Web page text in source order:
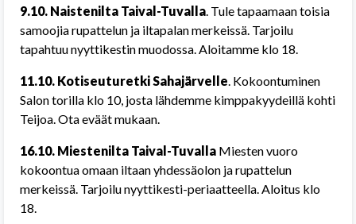
9.10. Naistenilta Taival-Tuvalla. Tule tapaamaan toisia
samoojia rupattelun ja iltapalan merkeissä. Tarjoilu
tapahtuu nyyttikestin muodossa. Aloitamme klo 18.
11.10. Kotiseuturetki Sahajärvelle. Kokoontuminen
Salon torilla klo 10, josta lähdemme kimppakyydeillä kohti
Teijoa. Ota eväät mukaan.
16.10. Miestenilta Taival-Tuvalla Miesten vuoro
kokoontua omaan iltaan yhdessäolon ja rupattelun
merkeissä. Tarjoilu nyyttikesti-periaatteella. Aloitus klo
18.